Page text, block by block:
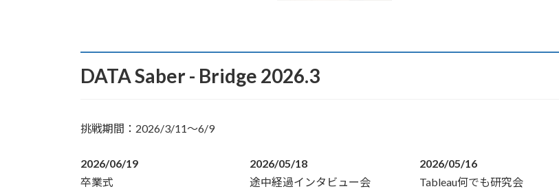
DATA Saber - Bridge 2026.3
挑戦期間：2026/3/11〜6/9
2026/06/19
卒業式
2026/05/18
途中経過インタビュー会
2026/05/16
Tableau何でも研究会